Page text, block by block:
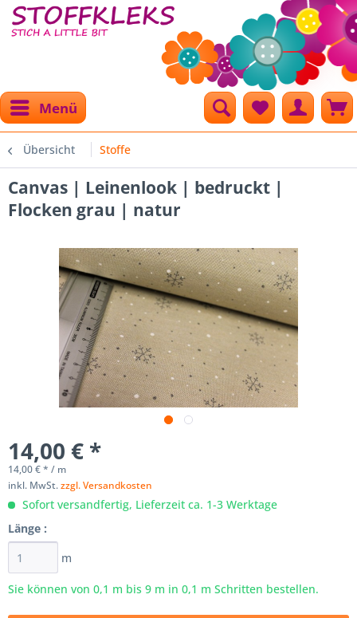
Menü
Übersicht Stoffe
Canvas | Leinenlook | bedruckt |
Flocken grau | natur
14,00 € *
14,00 € * / m
inkl. MwSt.zzgl. Versandkosten
Sofort versandfertig, Lieferzeit ca. 1-3 Werktage
Länge :
m
Sie können von 0,1 m bis 9 m in 0,1 m Schritten bestellen.